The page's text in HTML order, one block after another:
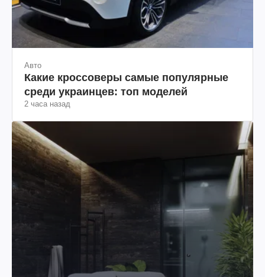
Авто
Какие кроссоверы самые популярные
среди украинцев: топ моделей
2 часа назад